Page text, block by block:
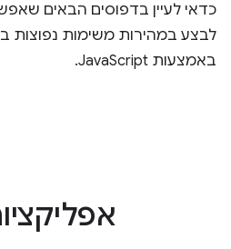
כדאי לעיין בדפוסים הבאים
לבצע במהירות משימות נפוצות
באמצעות JavaScript.